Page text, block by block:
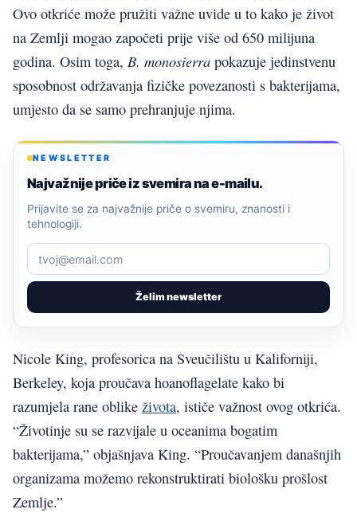
Ovo otkriće može pružiti važne uvide u to kako je život
na Zemlji mogao započeti prije više od 650 milijuna
godina. Osim toga, B. monosierra pokazuje jedinstvenu
sposobnost održavanja fizičke povezanosti s bakterijama,
umjesto da se samo prehranjuje njima.
NEWSLETTER
Najvažnije priče iz svemira na e-mailu.
Želim newsletter
Prijavite se za najvažnije priče o svemiru, znanosti i
tehnologiji.
Nicole King, profesorica na Sveučilištu u Kaliforniji,
Berkeley, koja proučava hoanoflagelate kako bi
razumjela rane oblike života, ističe važnost ovog otkrića.
“Životinje su se razvijale u oceanima bogatim
bakterijama,” objašnjava King. “Proučavanjem današnjih
organizama možemo rekonstruktirati biološku prošlost
Zemlje.”